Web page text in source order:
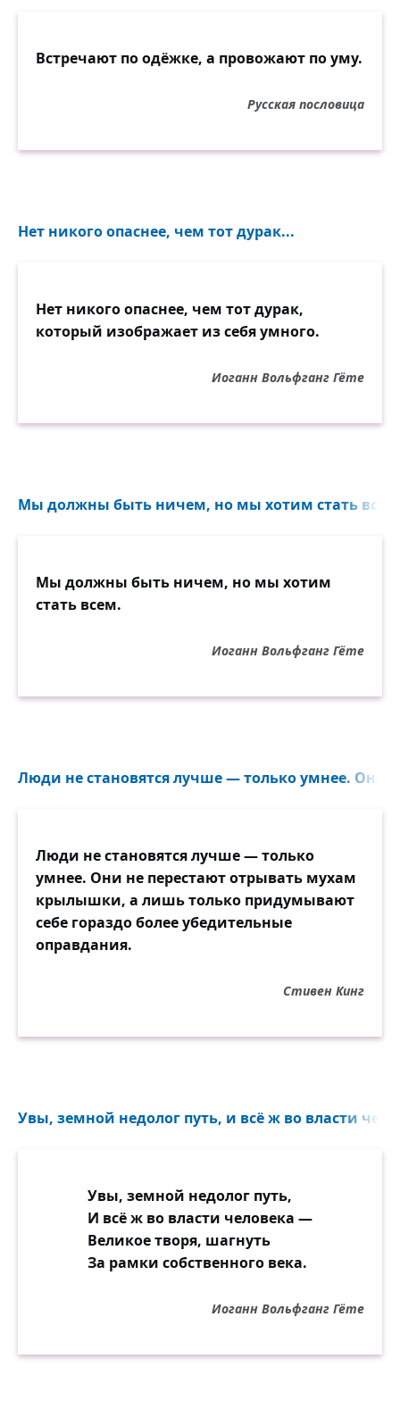
Встречают по одёжке, а провожают по уму.
Русская пословица
Нет никого опаснее, чем тот дурак...
Нет никого опаснее, чем тот дурак,
который изображает из себя умного.
Иоганн Вольфганг Гёте
Мы должны быть ничем, но мы хотим стать
Мы должны быть ничем, но мы хотим
стать всем.
Иоганн Вольфганг Гёте
Люди не становятся лучше — только умнее. Они
Люди не становятся лучше — только
умнее. Они не перестают отрывать мухам
крылышки, а лишь только придумывают
себе гораздо более убедительные
оправдания.
Стивен Кинг
Увы, земной недолог путь, и всё ж во власти
Увы, земной недолог путь,
И всё ж во власти человека —
Великое творя, шагнуть
За рамки собственного века.
Иоганн Вольфганг Гёте